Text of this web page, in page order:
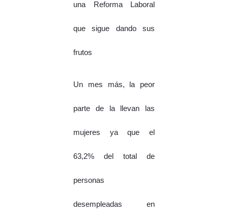
una Reforma Laboral
que sigue dando sus
frutos
Un mes más, la peor
parte de la llevan las
mujeres ya que el
63,2% del total de
personas
desempleadas en